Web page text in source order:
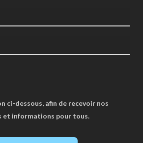
ci-dessous, afin de recevoir nos
et informations pour tous.